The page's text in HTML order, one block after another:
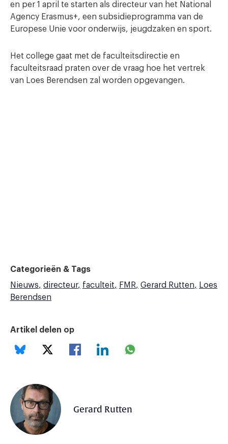
en per 1 april te starten als directeur van het National
Agency Erasmus+, een subsidieprogramma van de
Europese Unie voor onderwijs, jeugdzaken en sport.
Het college gaat met de faculteitsdirectie en
faculteitsraad praten over de vraag hoe het vertrek
van Loes Berendsen zal worden opgevangen.
Categorieën & Tags
Nieuws
directeur faculteit FMR Gerard Rutten
Loes
Berendsen
Artikel delen op
Gerard Rutten